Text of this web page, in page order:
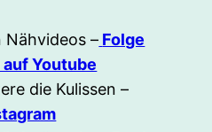
Nähvideos – Folge
Youtube
die Kulissen –